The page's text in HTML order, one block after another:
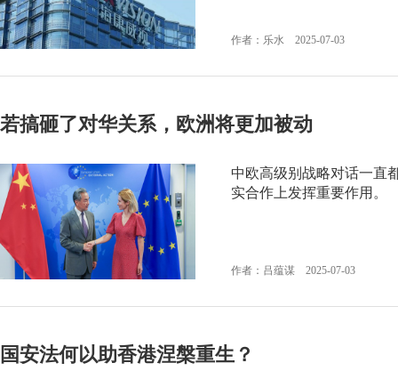
作者：乐水 2025-07-03
若搞砸了对华关系，欧洲将更加被动
中欧高级别战略对话一直
实合作上发挥重要作用。
作者：吕蕴谋 2025-07-03
国安法何以助香港涅槃重生？